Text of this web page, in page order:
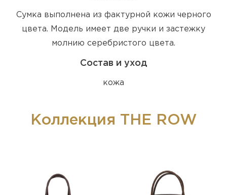
Сумка выполнена из фактурной кожи черного
цвета. Модель имеет две ручки и застежку
молнию серебристого цвета.
Состав и уход
кожа
Коллекция THE ROW